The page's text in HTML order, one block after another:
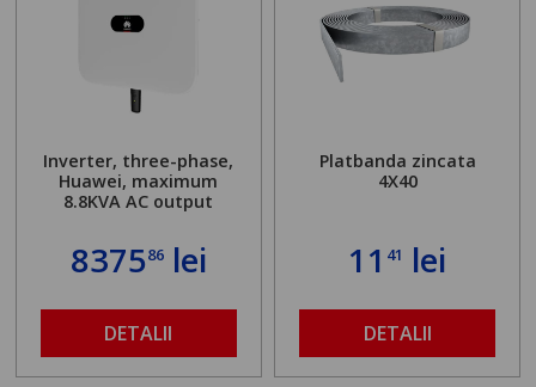
Inverter, three-phase,
Huawei, maximum
8.8KVA AC output
837586lei
DETALII
Platbanda zincata
4X40
11 41 lei
DETALII